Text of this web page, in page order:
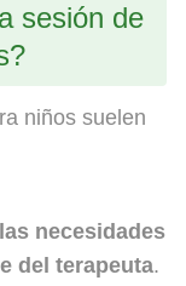
sesión de
niños suelen
necesidades
del terapeuta.